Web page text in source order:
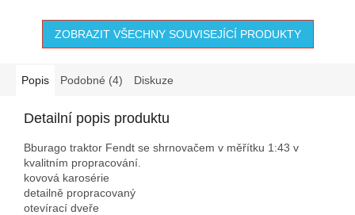
ZOBRAZIT VŠECHNY SOUVISEJÍCÍ PRODUKTY
Popis Podobné (4) Diskuze
Detailní popis produktu
Bburago traktor Fendt se shrnovačem v měřítku 1:43 v
kvalitním propracování.
kovová karosérie
detailně propracovaný
otevírací dveře